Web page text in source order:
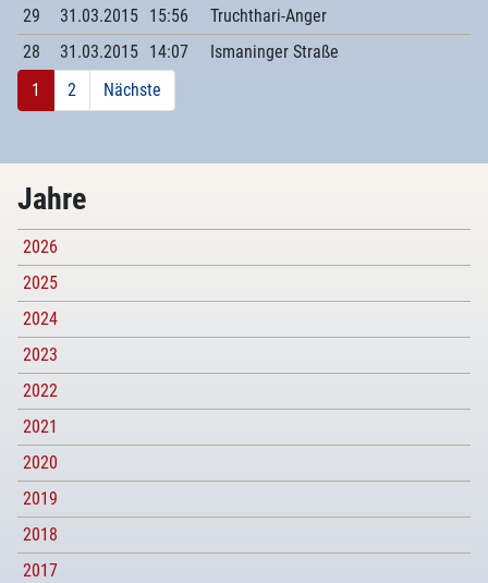
29
31.03.2015 15:56
Truchthari-Anger
28
31.03.2015 14:07
Ismaninger Straße
1
2 Nächste
Jahre
2026
2025
2024
2023
2022
2021
2020
2019
2018
2017